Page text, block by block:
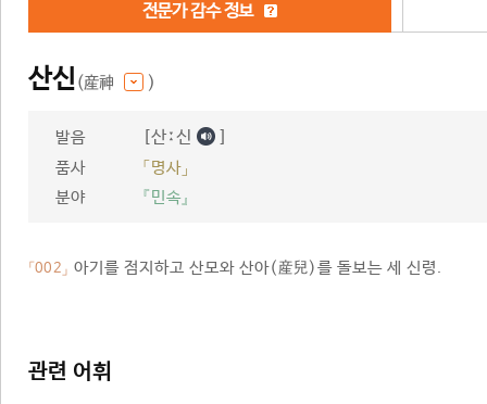
전문가 감수 정보
산신(産神 )
발음 [산ː신 ]
품사
「명사」
분야
『민속』
「002」 아기를 점지하고 산모와 산아(産兒)를 돌보는 세 신령.
관련 어휘